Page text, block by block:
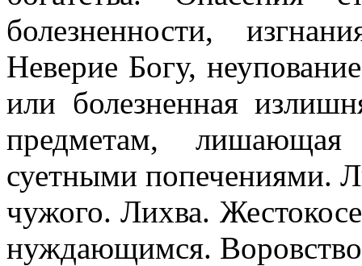
болезненности,
Неверие Богу,
или болезненная
предметам,
суетными попечениями.
чужого. Лихва.
нуждающимся.